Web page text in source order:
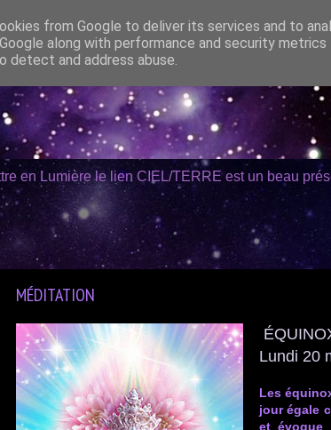
en Lumière le lien CIEL/TERRE est un beau
01/02/2023
MÉDITATION
Lundi 20
Les
jour égale
et évoque
from Google to deliver its services and to
along with performance and security
detect and address abuse.